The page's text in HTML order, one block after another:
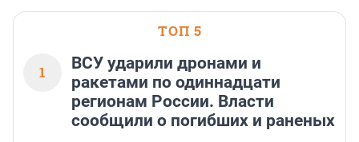
ТОП 5
1
ВСУ ударили дронами и
ракетами по одиннадцати
регионам России. Власти
сообщили о погибших и раненых